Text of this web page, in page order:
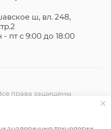
ш, вл. 248,
пт с 9:00 до 18:00
права защищены.
Статьи 437
Федерации.